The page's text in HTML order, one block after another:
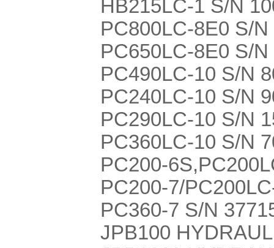
HB215LC-1 S/N
PC800LC-8E0 S/
PC650LC-8E0 S/
PC490LC-10 S/N
PC240LC-10 S/N
PC290LC-10 S/N
PC360LC-10 S/N
PC200-
PC200-7/
PC360-7 S/N
JPB100